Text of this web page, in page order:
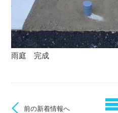
雨庭 完成
前の新着情報へ